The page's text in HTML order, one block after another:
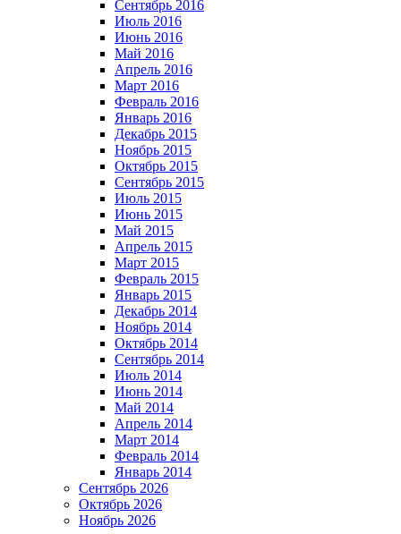
Сентябрь 2016
Июль 2016
Июнь 2016
Май 2016
Апрель 2016
Март 2016
Февраль 2016
Январь 2016
Декабрь 2015
Ноябрь 2015
Октябрь 2015
Сентябрь 2015
Июль 2015
Июнь 2015
Май 2015
Апрель 2015
Март 2015
Февраль 2015
Январь 2015
Декабрь 2014
Ноябрь 2014
Октябрь 2014
Сентябрь 2014
Июль 2014
Июнь 2014
Май 2014
Апрель 2014
Март 2014
Февраль 2014
Январь 2014
Сентябрь 2026
Октябрь 2026
Ноябрь 2026